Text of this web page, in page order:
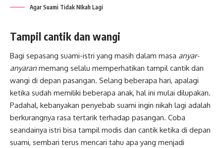
Agar Suami Tidak NIkah Lagi
Tampil cantik dan wangi
Bagi sepasang suami-istri yang masih dalam masa anyar-
anyaran memang selalu memperhatikan tampil cantik dan
wangi di depan pasangan. Selang beberapa hari, apalagi
ketika sudah memiliki beberapa anak, hal ini mulai dilupakan.
Padahal, kebanyakan penyebab suami ingin nikah lagi adalah
berkurangnya rasa tertarik terhadap pasangan. Coba
seandainya istri bisa tampil modis dan cantik ketika di depan
suami, sembari terus mencari tahu apa yang menjadi